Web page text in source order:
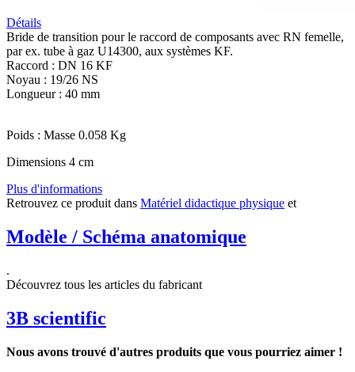
Détails
Bride de transition pour le raccord de composants avec RN femelle,
par ex. tube à gaz U14300, aux systèmes KF.
Raccord : DN 16 KF
Noyau : 19/26 NS
Longueur : 40 mm
Poids : Masse 0.058 Kg
Dimensions 4 cm
Plus d'informations
Retrouvez ce produit dans Matériel didactique physique et
Modèle / Schéma anatomique
.
Découvrez tous les articles du fabricant
3B scientific
Nous avons trouvé d'autres produits que vous pourriez aimer !